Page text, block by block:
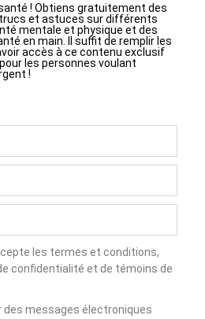
! Obtiens gratuitement des
et astuces sur différents
mentale et physique et des
en main. Il suffit de remplir les
accès à ce contenu exclusif
les personnes voulant
!
les termes et conditions,
confidentialité et de témoins de
des messages électroniques